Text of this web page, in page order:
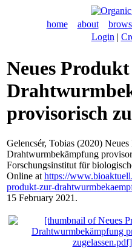
home about
Login |
Neues
provisorisch
Gelencsér, Tobias (2020)
Drahtwurmbekämpfung
Forschungsinstitut für
Online at https://
produkt-zur-
15 February 2021.